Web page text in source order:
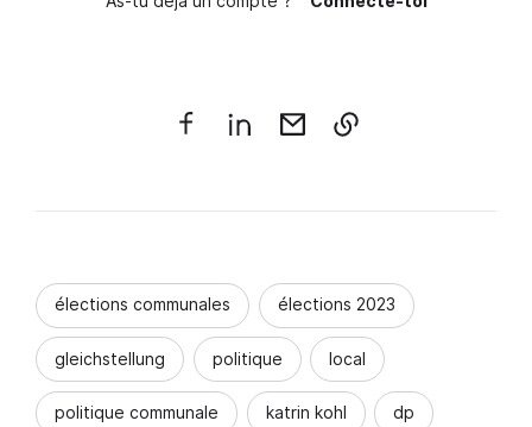
élections communales élections 2023
gleichstellung politique local
politique communale katrin kohl dp